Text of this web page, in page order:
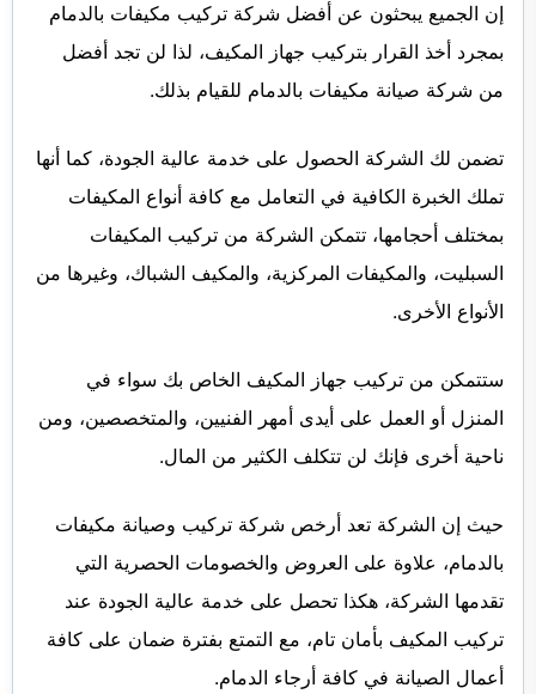
إن الجميع يبحثون عن أفضل شركة تركيب مكيفات بالدمام
بمجرد أخذ القرار بتركيب جهاز المكيف، لذا لن تجد أفضل
من شركة صيانة مكيفات بالدمام للقيام بذلك.
تضمن لك الشركة الحصول على خدمة عالية الجودة، كما أنها
تملك الخبرة الكافية في التعامل مع كافة أنواع المكيفات
بمختلف أحجامها، تتمكن الشركة من تركيب المكيفات
السبليت، والمكيفات المركزية، والمكيف الشباك، وغيرها من
الأنواع الأخرى.
ستتمكن من تركيب جهاز المكيف الخاص بك سواء في
المنزل أو العمل على أيدى أمهر الفنيين، والمتخصصين، ومن
ناحية أخرى فإنك لن تتكلف الكثير من المال.
حيث إن الشركة تعد أرخص شركة تركيب وصيانة مكيفات
بالدمام، علاوة على العروض والخصومات الحصرية التي
تقدمها الشركة، هكذا تحصل على خدمة عالية الجودة عند
تركيب المكيف بأمان تام، مع التمتع بفترة ضمان على كافة
أعمال الصيانة في كافة أرجاء الدمام.